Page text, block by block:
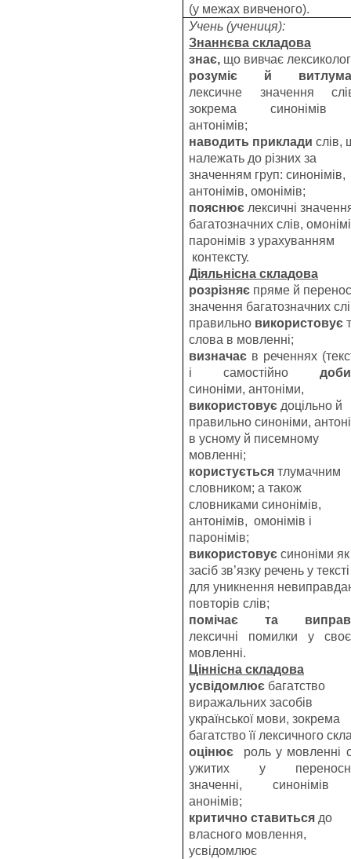
(у межах вивченого).
Учень (учениця):
Знаннєва складова
знає, що вивчає
розуміє й
лексичне значення
зокрема синонімів
антонімів;
наводить приклади слів,
належать до різних за
значенням груп: синонімів,
антонімів, омонімів;
пояснює лексичні
багатозначних слів,
паронімів з урахуванням
контексту.
Діяльнісна складова
розрізняє пряме й
значення багатозначних
правильно використовує
слова в мовленні;
визначає в реченнях
і самостійно
синоніми, антоніми,
використовує доцільно й
правильно синоніми,
в усному й писемному
мовленні;
користується тлумачним
словником; а також
словниками синонімів,
антонімів, омонімів і
паронімів;
використовує синоніми як
засіб зв’язку речень у
для уникнення
повторів слів;
помічає та
лексичні помилки у
мовленні.
Ціннісна складова
усвідомлює багатство
виражальних засобів
української мови, зокрема
багатство її лексичного
оцінює роль у мовленні
ужитих у
значенні,
анонімів;
критично ставиться до
власного мовлення,
усвідомлює